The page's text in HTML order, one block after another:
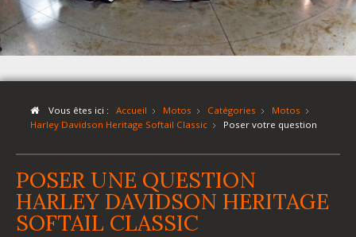
Vous êtes ici : Accueil Motos Catégories
Motos
Harley Davidson Heritage Softail Classic
Poser votre question
POSER UNE QUESTION
HARLEY DAVIDSON HERITAGE
SOFTAIL CLASSIC